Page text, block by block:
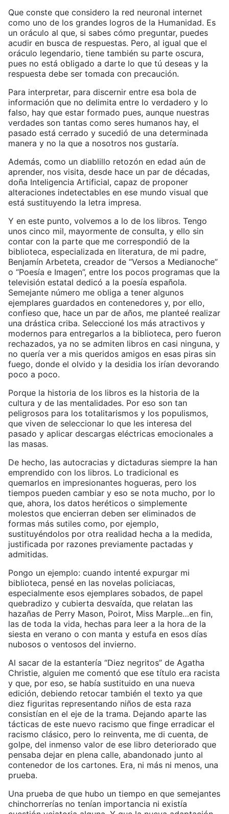
Que conste que considero la red neuronal internet
como uno de los grandes logros de la Humanidad. Es
un oráculo al que, si sabes cómo preguntar, puedes
acudir en busca de respuestas. Pero, al igual que el
oráculo legendario, tiene también su parte oscura,
pues no está obligado a darte lo que tú deseas y la
respuesta debe ser tomada con precaución.
Para interpretar, para discernir entre esa bola de
información que no delimita entre lo verdadero y lo
falso, hay que estar formado pues, aunque nuestras
verdades son tantas como seres humanos hay, el
pasado está cerrado y sucedió de una determinada
manera y no la que a nosotros nos gustaría.
Además, como un diablillo retozón en edad aún de
aprender, nos visita, desde hace un par de décadas,
doña Inteligencia Artificial, capaz de proponer
alteraciones indetectables en ese mundo visual que
está sustituyendo la letra impresa.
Y en este punto, volvemos a lo de los libros. Tengo
unos cinco mil, mayormente de consulta, y ello sin
contar con la parte que me correspondió de la
biblioteca, especializada en literatura, de mi padre,
Benjamín Arbeteta, creador de “Versos a Medianoche”
o “Poesía e Imagen”, entre los pocos programas que la
televisión estatal dedicó a la poesía española.
Semejante número me obliga a tener algunos
ejemplares guardados en contenedores y, por ello,
confieso que, hace un par de años, me planteé realizar
una drástica criba. Seleccioné los más atractivos y
modernos para entregarlos a la biblioteca, pero fueron
rechazados, ya no se admiten libros en casi ninguna, y
no quería ver a mis queridos amigos en esas piras sin
fuego, donde el olvido y la desidia los irían devorando
poco a poco.
Porque la historia de los libros es la historia de la
cultura y de las mentalidades. Por eso son tan
peligrosos para los totalitarismos y los populismos,
que viven de seleccionar lo que les interesa del
pasado y aplicar descargas eléctricas emocionales a
las masas.
De hecho, las autocracias y dictaduras siempre la han
emprendido con los libros. Lo tradicional es
quemarlos en impresionantes hogueras, pero los
tiempos pueden cambiar y eso se nota mucho, por lo
que, ahora, los datos heréticos o simplemente
molestos que encierran deben ser eliminados de
formas más sutiles como, por ejemplo,
sustituyéndolos por otra realidad hecha a la medida,
justificada por razones previamente pactadas y
admitidas.
Pongo un ejemplo: cuando intenté expurgar mi
biblioteca, pensé en las novelas policiacas,
especialmente esos ejemplares sobados, de papel
quebradizo y cubierta desvaída, que relatan las
hazañas de Perry Mason, Poirot, Miss Marple…en fin,
las de toda la vida, hechas para leer a la hora de la
siesta en verano o con manta y estufa en esos días
nubosos o ventosos del invierno.
Al sacar de la estantería “Diez negritos” de Agatha
Christie, alguien me comentó que ese título era racista
y que, por eso, se había sustituido en una nueva
edición, debiendo retocar también el texto ya que
diez figuritas representando niños de esta raza
consistían en el eje de la trama. Dejando aparte las
tácticas de este nuevo racismo que finge erradicar el
racismo clásico, pero lo reinventa, me di cuenta, de
golpe, del inmenso valor de ese libro deteriorado que
pensaba dejar en plena calle, abandonado junto al
contenedor de los cartones. Era, ni más ni menos, una
prueba.
Una prueba de que hubo un tiempo en que semejantes
chinchorrerías no tenían importancia ni existía